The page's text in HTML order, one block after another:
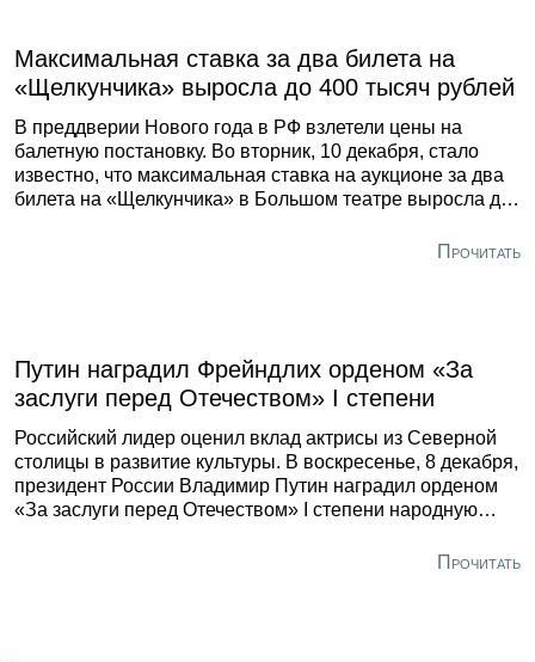
Максимальная ставка за два билета на
«Щелкунчика» выросла до 400 тысяч рублей
В преддверии Нового года в РФ взлетели цены на
балетную постановку. Во вторник, 10 декабря, стало
известно, что максимальная ставка на аукционе за два
билета на «Щелкунчика» в Большом театре выросла до
«Новости». По данным информационного агентства, это
Прочитать
Путин наградил Фрейндлих орденом «За
заслуги перед Отечеством» I степени
Российский лидер оценил вклад актрисы из Северной
столицы в развитие культуры. В воскресенье, 8 декабря,
президент России Владимир Путин наградил орденом
«За заслуги перед Отечеством» I степени народную
Прочитать